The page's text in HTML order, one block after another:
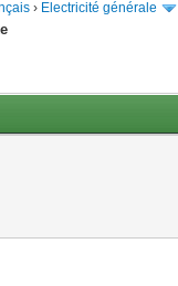
› Electricité générale